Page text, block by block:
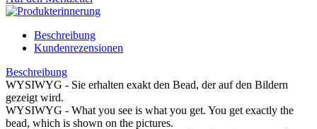
Beschreibung
Kundenrezensionen
Beschreibung
WYSIWYG - Sie erhalten exakt den Bead, der auf den Bildern
gezeigt wird.
WYSIWYG - What you see is what you get. You get exactly the
bead, which is shown on the pictures.